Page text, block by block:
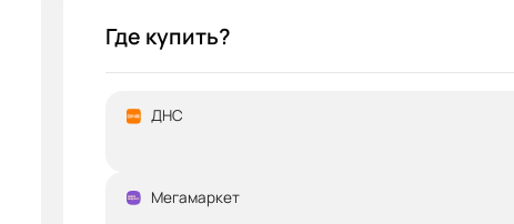
Где купить?
ДНС
Мегамаркет